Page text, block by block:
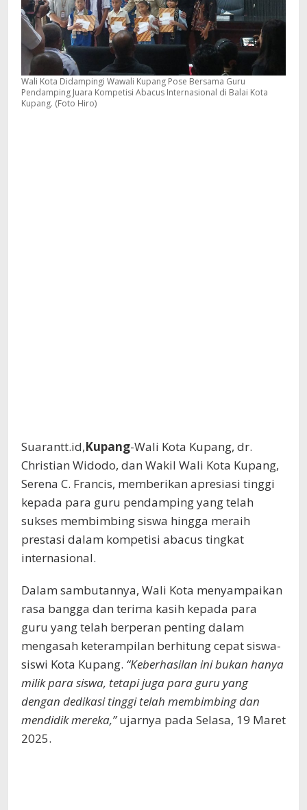
Wali Kota Didampingi Wawali Kupang Pose Bersama Guru
Pendamping Juara Kompetisi Abacus Internasional di Balai Kota
Kupang. (Foto Hiro)
Suarantt.id,Kupang-Wali Kota Kupang, dr.
Christian Widodo, dan Wakil Wali Kota Kupang,
Serena C. Francis, memberikan apresiasi tinggi
kepada para guru pendamping yang telah
sukses membimbing siswa hingga meraih
prestasi dalam kompetisi abacus tingkat
internasional.
Dalam sambutannya, Wali Kota menyampaikan
rasa bangga dan terima kasih kepada para
guru yang telah berperan penting dalam
mengasah keterampilan berhitung cepat siswa-
siswi Kota Kupang. “Keberhasilan ini bukan hanya
milik para siswa, tetapi juga para guru yang
dengan dedikasi tinggi telah membimbing dan
mendidik mereka,”ujarnya pada Selasa, 19 Maret
2025.